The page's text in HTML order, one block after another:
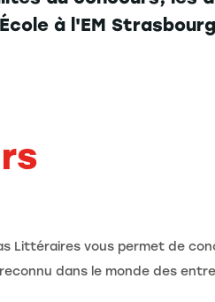
à l'EM
Littéraires vous permet de
dans le monde des